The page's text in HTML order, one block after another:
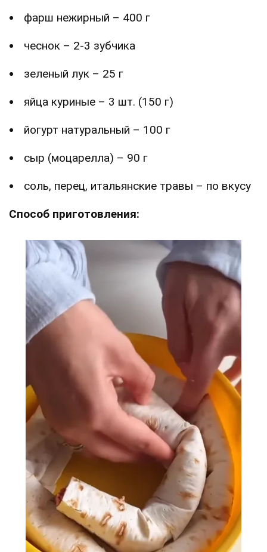
фарш нежирный – 400 г
чеснок – 2-3 зубчика
зеленый лук – 25 г
яйца куриные – 3 шт. (150 г)
йогурт натуральный – 100 г
сыр (моцарелла) – 90 г
соль, перец, итальянские травы – по вкусу
Способ приготовления: